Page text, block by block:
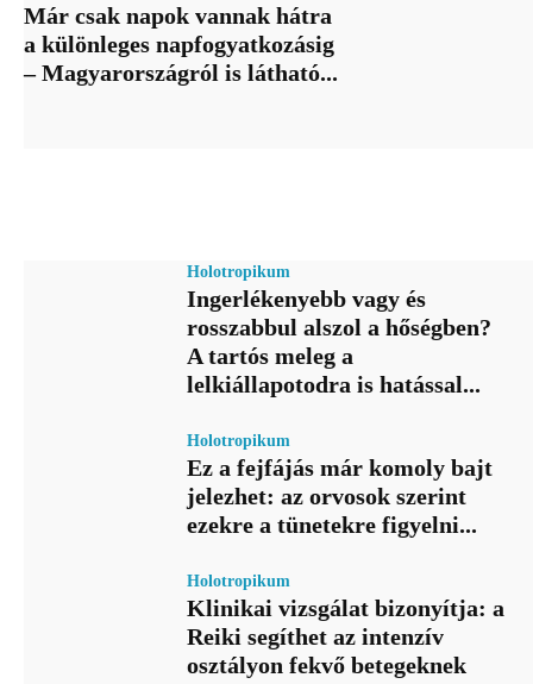
Már csak napok vannak hátra
a különleges napfogyatkozásig
– Magyarországról is látható...
Holotropikum
Ingerlékenyebb vagy és
rosszabbul alszol a hőségben?
A tartós meleg a
lelkiállapotodra is hatással...
Holotropikum
Ez a fejfájás már komoly bajt
jelezhet: az orvosok szerint
ezekre a tünetekre figyelni...
Holotropikum
Klinikai vizsgálat bizonyítja: a
Reiki segíthet az intenzív
osztályon fekvő betegeknek